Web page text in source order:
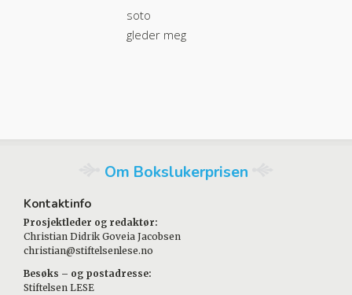
soto
gleder meg
Om Bokslukerprisen
Kontaktinfo
Prosjektleder og redaktør:
Christian Didrik Goveia Jacobsen
christian@stiftelsenlese.no
Besøks – og postadresse:
Stiftelsen LESE